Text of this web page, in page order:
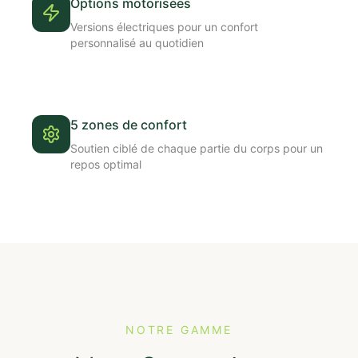
Options motorisées
Versions électriques pour un confort
personnalisé au quotidien
5 zones de confort
Soutien ciblé de chaque partie du corps pour un
repos optimal
NOTRE GAMME